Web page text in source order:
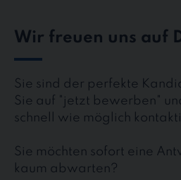
Wir freuen uns auf
Sie sind der perfekte
Sie auf "jetzt bewerben"
schnell wie möglich
Sie möchten sofort eine
kaum abwarten?